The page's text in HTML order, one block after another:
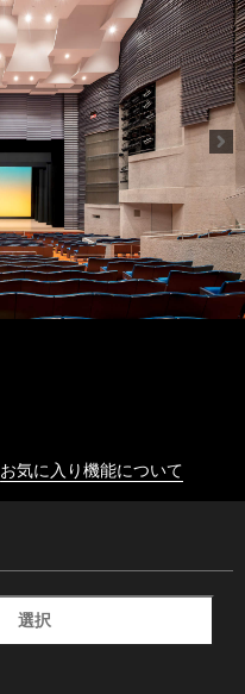
お気に入り機能について
選択